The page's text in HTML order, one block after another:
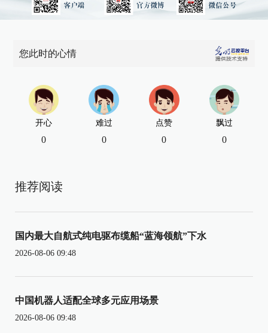
您此时的心情
开心
0
难过
0
点赞
0
飘过
0
推荐阅读
国内最大自航式纯电驱布缆船“蓝海领航”下水
2026-08-06 09:48
中国机器人适配全球多元应用场景
2026-08-06 09:48